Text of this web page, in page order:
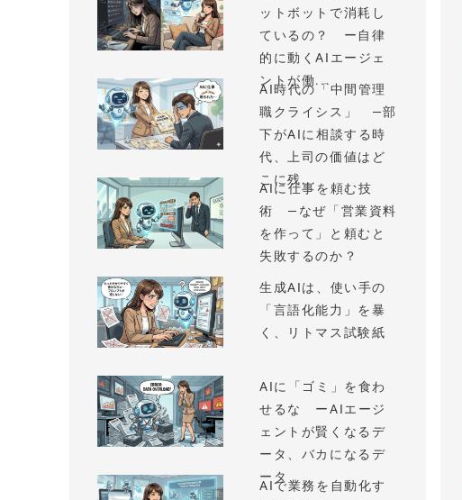
ットボットで消耗し
ているの？ ー自律
的に動くAIエージェ
ントが働...
AI時代の「中間管理
職クライシス」 —部
下がAIに相談する時
代、上司の価値はど
こに残...
AIに仕事を頼む技
術 —なぜ「営業資料
を作って」と頼むと
失敗するのか？
生成AIは、使い手の
「言語化能力」を暴
く、リトマス試験紙
AIに「ゴミ」を食わ
せるな ーAIエージ
ェントが賢くなるデ
ータ、バカになるデ
ータ
AIで業務を自動化す